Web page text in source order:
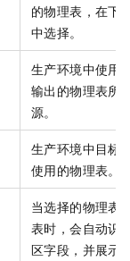
的物理表，在下
中选择。
生产环境中使用
输出的物理表所
源。
生产环境中目标
使用的物理表。
当选择的物理表
表时，会自动识
区字段，并展示